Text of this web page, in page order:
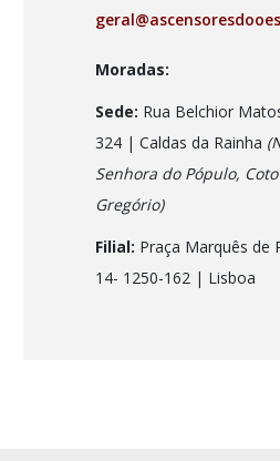
Moradas:
Sede: Rua Belchior
324 | Caldas da Rainha
Senhora do Pópulo, Coto
Gregório)
Filial: Praça Marquês de
14- 1250-162 | Lisboa